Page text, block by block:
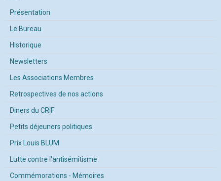
Présentation
Le Bureau
Historique
Newsletters
Les Associations Membres
Retrospectives de nos actions
Diners du CRIF
Petits déjeuners politiques
Prix Louis BLUM
Lutte contre l'antisémitisme
Commémorations - Mémoires